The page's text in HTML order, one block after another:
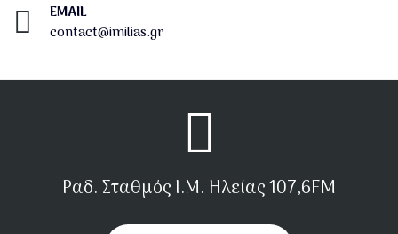
EMAIL
contact@imilias.gr
Ραδ. Σταθμός Ι.Μ. Ηλείας 107,6FM